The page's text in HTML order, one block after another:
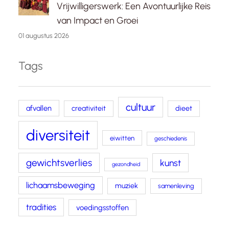
Vrijwilligerswerk: Een Avontuurlijke Reis
van Impact en Groei
01 augustus 2026
Tags
afvallen creativiteit cultuur dieet
diversiteit eiwitten geschiedenis
gewichtsverlies gezondheid kunst
lichaamsbeweging muziek samenleving
tradities voedingsstoffen